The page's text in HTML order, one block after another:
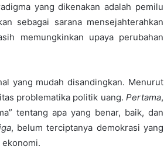
yang dikenakan adalah pemilu
sebagai sarana mensejahterahkan
memungkinkan upaya perubahan
yang mudah disandingkan. Menurut
problematika politik uang. Pertama,
tentang apa yang benar, baik, dan
, belum terciptanya demokrasi yang